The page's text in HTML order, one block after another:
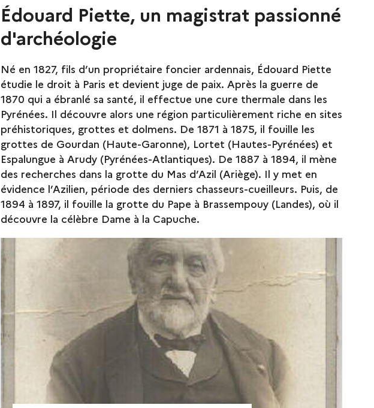
Édouard Piette, un magistrat passionné
d'archéologie
Né en 1827, fils d’un propriétaire foncier ardennais, Édouard Piette
étudie le droit à Paris et devient juge de paix. Après la guerre de
1870 qui a ébranlé sa santé, il effectue une cure thermale dans les
Pyrénées. Il découvre alors une région particulièrement riche en sites
préhistoriques, grottes et dolmens. De 1871 à 1875, il fouille les
grottes de Gourdan (Haute-Garonne), Lortet (Hautes-Pyrénées) et
Espalungue à Arudy (Pyrénées-Atlantiques). De 1887 à 1894, il mène
des recherches dans la grotte du Mas d’Azil (Ariège). Il y met en
évidence l’Azilien, période des derniers chasseurs-cueilleurs. Puis, de
1894 à 1897, il fouille la grotte du Pape à Brassempouy (Landes), où il
découvre la célèbre Dame à la Capuche.